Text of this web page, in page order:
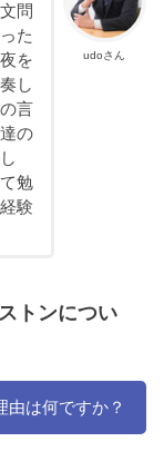
udoさん
問
た
を
し
言
の
勉
験
トンについ
由は何ですか？